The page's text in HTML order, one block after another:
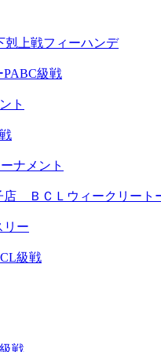
剋上戦フィーハンデ
PABC級戦
ト
ナメント
店 ＢＣＬウィークリート
リー
級戦
戦